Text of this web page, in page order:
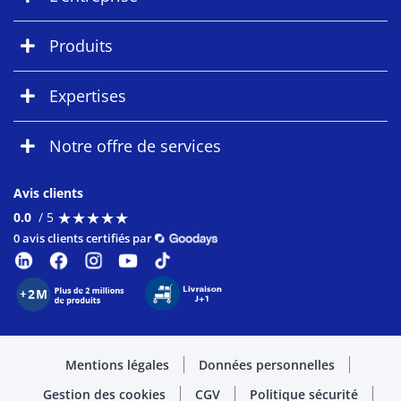
Produits
Expertises
Notre offre de services
Avis clients
0.0 / 5 ★★★★★
★★★★★
0 avis clients certifiés par
Mentions légales
Données personnelles
Gestion des cookies
CGV Politique sécurité